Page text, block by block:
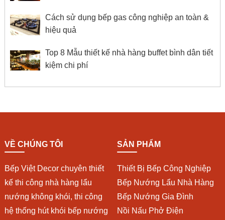
Cách sử dụng bếp gas công nghiệp an toàn &
hiệu quả
Top 8 Mẫu thiết kế nhà hàng buffet bình dân tiết
kiệm chi phí
VỀ CHÚNG TÔI
Bếp Việt Decor chuyên thiết
kế thi công nhà hàng lẩu
nướng không khói, thi công
hệ thống hút khói bếp nướng
SẢN PHẨM
Thiết Bị Bếp Công Nghiệp
Bếp Nướng Lẩu Nhà Hàng
Bếp Nướng Gia Đình
Nồi Nấu Phở Điện